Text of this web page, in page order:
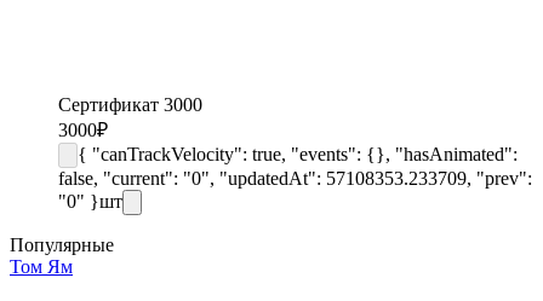
Сертификат 3000
3000₽
{ "canTrackVelocity": true, "events": {}, "hasAnimated":
false, "current": "0", "updatedAt": 57108353.233709, "prev":
"0" }шт
Популярные
Том Ям